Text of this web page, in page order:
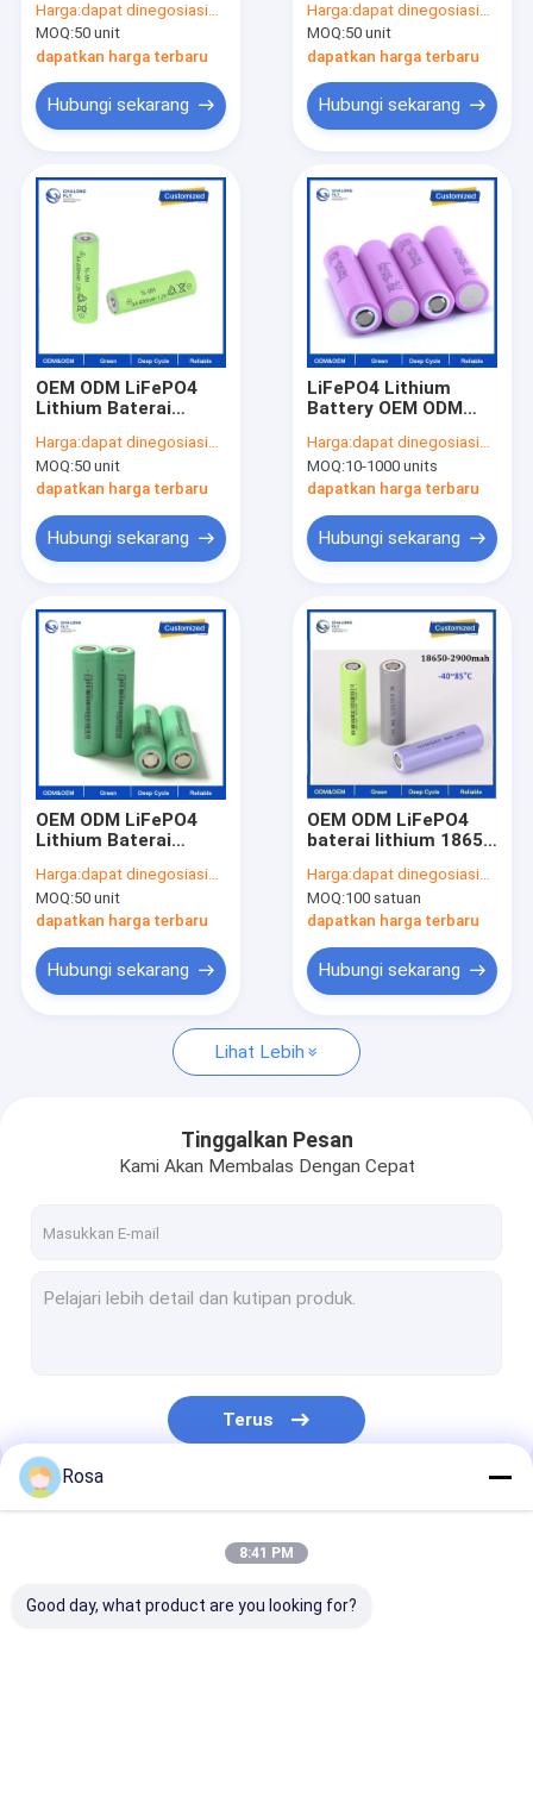
Produk
Tentang kami
Tur Pabrik
Hubungi kami
Permintaan Penawaran
Paket Baterai Litium EV
Baterai Lithium Penyimpanan Energi
Konektor Dan Kabel Gelang
Battery untuk Golf
Cart dan Sepeda
Listrik
Harga:dapat dinegosiasikan
MOQ:50 unit
dapatkan harga terbaru
Hubungi sekarang
Battery untuk Golf
Cart dan Sepeda
Listrik
Harga:dapat dinegosiasikan
MOQ:50 unit
dapatkan harga terbaru
Hubungi sekarang
OEM ODM LiFePO4
Lithium Baterai
2500mah untuk
sepeda listrik mobil
golf baterai lithium
Harga:dapat dinegosiasikan
MOQ:50 unit
dapatkan harga terbaru
Hubungi sekarang
LiFePO4 Lithium
Battery OEM ODM
2400mah 2600mah
3000mah 18650
3600mah Baterai Li-
Harga:dapat dinegosiasikan
MOQ:10-1000 units
dapatkan harga terbaru
Hubungi sekarang
OEM ODM LiFePO4
Lithium Baterai
2500mah untuk
sepeda listrik mobil
golf baterai lithium
Harga:dapat dinegosiasikan
MOQ:50 unit
dapatkan harga terbaru
Hubungi sekarang
OEM ODM LiFePO4
baterai lithium 18650
Disesuaikan
Pengiriman cepat
Lokal Gudang paket
Harga:dapat dinegosiasikan
MOQ:100 satuan
dapatkan harga terbaru
Hubungi sekarang
Lihat Lebih
Tinggalkan Pesan
Kami Akan Membalas Dengan Cepat
Terus
Kategori Kami
Rosa
8:41 PM
Good day, what product are you looking for?